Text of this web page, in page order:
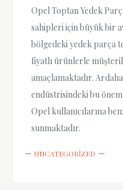
Opel Toptan Yedek
sahipleri için büyük bir
bölgedeki yedek parça
fiyatlı ürünlerle
amaçlamaktadır.
endüstrisindeki bu
Opel kullanıcılarına
sunmaktadır.
UNCATEGORIZED